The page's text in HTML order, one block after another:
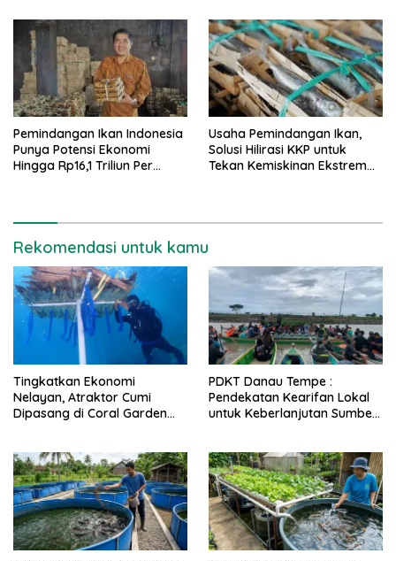
Pemindangan Ikan Indonesia
Punya Potensi Ekonomi
Hingga Rp16,1 Triliun Per
Usaha Pemindangan Ikan,
Solusi Hilirasi KKP untuk
Tekan Kemiskinan Ekstrem
Rekomendasi untuk kamu
Tingkatkan Ekonomi
Nelayan, Atraktor Cumi
Dipasang di Coral Garden
PDKT Danau Tempe :
Pendekatan Kearifan Lokal
untuk Keberlanjutan Sumber